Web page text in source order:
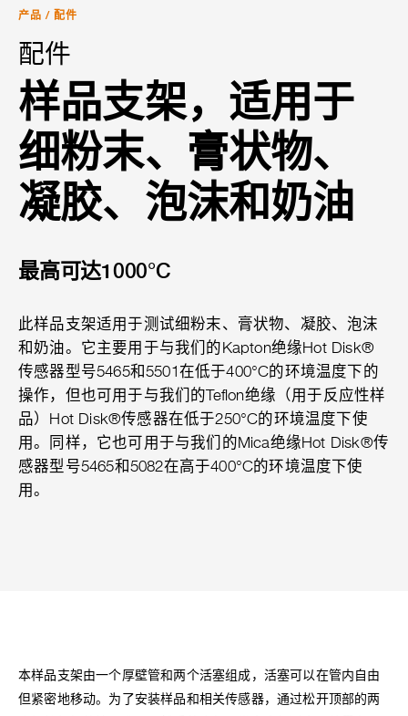
产品 / 配件
配件
样品支架，适用于
细粉末、膏状物、
凝胶、泡沫和奶油
最高可达1000°C
此样品支架适用于测试细粉末、膏状物、凝胶、泡沫
和奶油。它主要用于与我们的Kapton绝缘Hot Disk®
传感器型号5465和5501在低于400°C的环境温度下的
操作，但也可用于与我们的Teflon绝缘（用于反应性样
品）Hot Disk®传感器在低于250°C的环境温度下使
用。同样，它也可用于与我们的Mica绝缘Hot Disk®传
感器型号5465和5082在高于400°C的环境温度下使
用。
本样品支架由一个厚壁管和两个活塞组成，活塞可以在管内自由
但紧密地移动。为了安装样品和相关传感器，通过松开顶部的两